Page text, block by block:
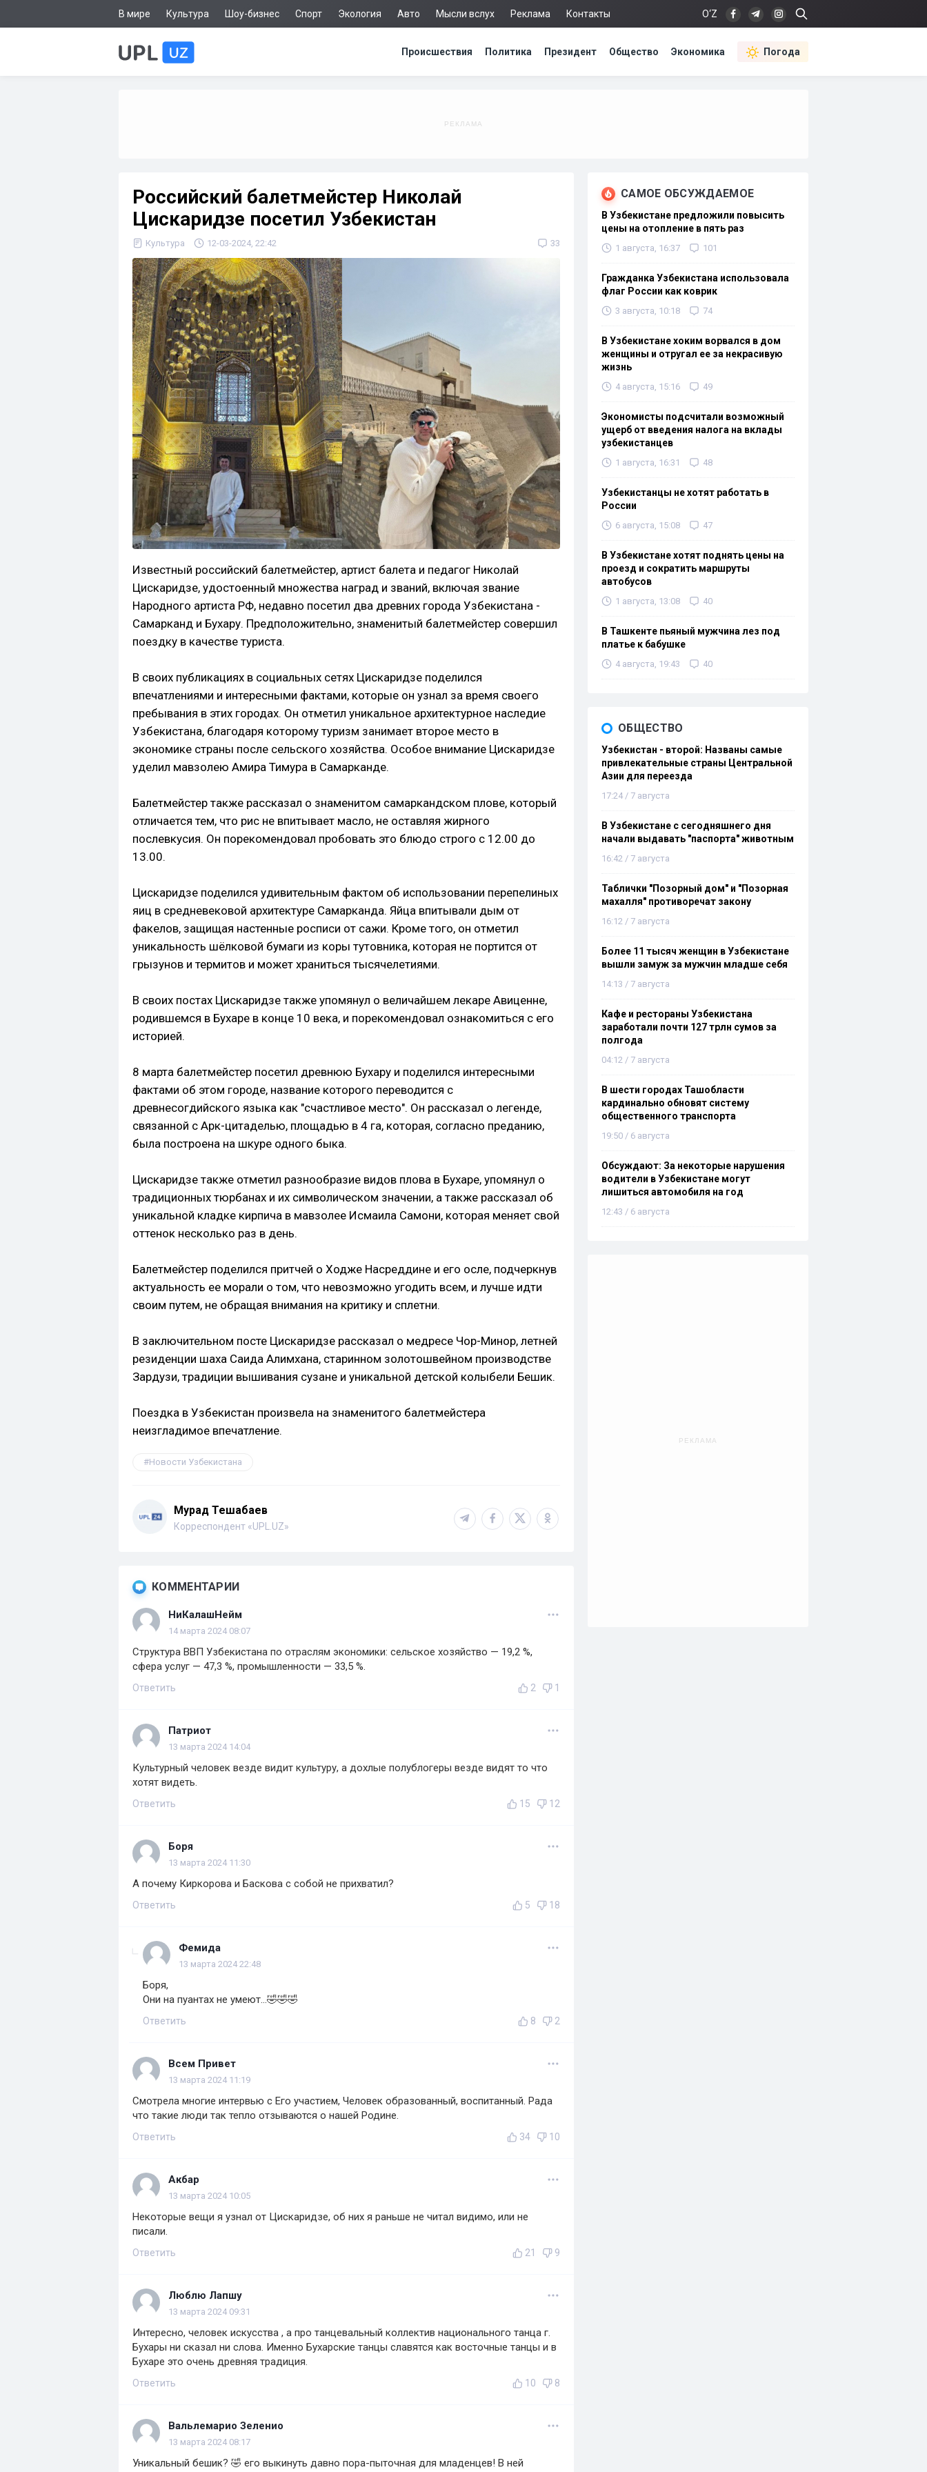
В мире Культура Шоу-бизнес Спорт Экология Авто Мысли вслух Реклама Контакты O‘Z
Происшествия Политика Президент Общество Экономика Погода
Российский балетмейстер Николай
Цискаридзе посетил Узбекистан
Культура 12-03-2024, 22:42 33
Известный российский балетмейстер, артист балета и педагог Николай
Цискаридзе, удостоенный множества наград и званий, включая звание
Народного артиста РФ, недавно посетил два древних города Узбекистана -
Самарканд и Бухару. Предположительно, знаменитый балетмейстер совершил
поездку в качестве туриста.
В своих публикациях в социальных сетях Цискаридзе поделился
впечатлениями и интересными фактами, которые он узнал за время своего
пребывания в этих городах. Он отметил уникальное архитектурное наследие
Узбекистана, благодаря которому туризм занимает второе место в
экономике страны после сельского хозяйства. Особое внимание Цискаридзе
уделил мавзолею Амира Тимура в Самарканде.
Балетмейстер также рассказал о знаменитом самаркандском плове, который
отличается тем, что рис не впитывает масло, не оставляя жирного
послевкусия. Он порекомендовал пробовать это блюдо строго с 12.00 до
13.00.
Цискаридзе поделился удивительным фактом об использовании перепелиных
яиц в средневековой архитектуре Самарканда. Яйца впитывали дым от
факелов, защищая настенные росписи от сажи. Кроме того, он отметил
уникальность шёлковой бумаги из коры тутовника, которая не портится от
грызунов и термитов и может храниться тысячелетиями.
В своих постах Цискаридзе также упомянул о величайшем лекаре Авиценне,
родившемся в Бухаре в конце 10 века, и порекомендовал ознакомиться с его
историей.
8 марта балетмейстер посетил древнюю Бухару и поделился интересными
фактами об этом городе, название которого переводится с
древнесогдийского языка как "счастливое место". Он рассказал о легенде,
связанной с Арк-цитаделью, площадью в 4 га, которая, согласно преданию,
была построена на шкуре одного быка.
Цискаридзе также отметил разнообразие видов плова в Бухаре, упомянул о
традиционных тюрбанах и их символическом значении, а также рассказал об
уникальной кладке кирпича в мавзолее Исмаила Самони, которая меняет свой
оттенок несколько раз в день.
Балетмейстер поделился притчей о Ходже Насреддине и его осле, подчеркнув
актуальность ее морали о том, что невозможно угодить всем, и лучше идти
своим путем, не обращая внимания на критику и сплетни.
В заключительном посте Цискаридзе рассказал о медресе Чор-Минор, летней
резиденции шаха Саида Алимхана, старинном золотошвейном производстве
Зардузи, традиции вышивания сузане и уникальной детской колыбели Бешик.
Поездка в Узбекистан произвела на знаменитого балетмейстера
неизгладимое впечатление.
Новости Узбекистана
Мурад Тешабаев
Корреспондент «UPL.UZ»
КОММЕНТАРИИ
НиКалашНейм
14 марта 2024 08:07
Структура ВВП Узбекистана по отраслям экономики: сельское хозяйство — 19,2 %,
сфера услуг — 47,3 %, промышленности — 33,5 %.
Ответить 2 1
Патриот
13 марта 2024 14:04
Культурный человек везде видит культуру, а дохлые полублогеры везде видят то что
хотят видеть.
Ответить 15 12
Боря
13 марта 2024 11:30
А почему Киркорова и Баскова с собой не прихватил?
Ответить 5 18
Фемида
13 марта 2024 22:48
Боря,
Они на пуантах не умеют...🤣🤣🤣
Ответить 8 2
Всем Привет
13 марта 2024 11:19
Смотрела многие интервью с Его участием, Человек образованный, воспитанный. Рада
что такие люди так тепло отзываются о нашей Родине.
Ответить 34 10
Акбар
13 марта 2024 10:05
Некоторые вещи я узнал от Цискаридзе, об них я раньше не читал видимо, или не
писали.
Ответить 21 9
Люблю Лапшу
13 марта 2024 09:31
Интересно, человек искусства , а про танцевальный коллектив национального танца г.
Бухары ни сказал ни слова. Именно Бухарские танцы славятся как восточные танцы и в
Бухаре это очень древняя традиция.
Ответить 10 8
Вальлемарио Зеленио
13 марта 2024 08:17
Уникальный бешик? 🤣 его выкинуть давно пора-пыточная для младенцев! В ней
САМОЕ ОБСУЖДАЕМОЕ
В Узбекистане предложили повысить
цены на отопление в пять раз
1 августа, 16:37 101
Гражданка Узбекистана использовала
флаг России как коврик
3 августа, 10:18 74
В Узбекистане хоким ворвался в дом
женщины и отругал ее за некрасивую
жизнь
4 августа, 15:16 49
Экономисты подсчитали возможный
ущерб от введения налога на вклады
узбекистанцев
1 августа, 16:31 48
Узбекистанцы не хотят работать в
России
6 августа, 15:08 47
В Узбекистане хотят поднять цены на
проезд и сократить маршруты
автобусов
1 августа, 13:08 40
В Ташкенте пьяный мужчина лез под
платье к бабушке
4 августа, 19:43 40
ОБЩЕСТВО
Узбекистан - второй: Названы самые
привлекательные страны Центральной
Азии для переезда
17:24 / 7 августа
В Узбекистане с сегодняшнего дня
начали выдавать "паспорта" животным
16:42 / 7 августа
Таблички "Позорный дом" и "Позорная
махалля" противоречат закону
16:12 / 7 августа
Более 11 тысяч женщин в Узбекистане
вышли замуж за мужчин младше себя
14:13 / 7 августа
Кафе и рестораны Узбекистана
заработали почти 127 трлн сумов за
полгода
04:12 / 7 августа
В шести городах Ташобласти
кардинально обновят систему
общественного транспорта
19:50 / 6 августа
Обсуждают: За некоторые нарушения
водители в Узбекистане могут
лишиться автомобиля на год
12:43 / 6 августа